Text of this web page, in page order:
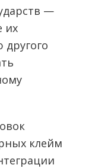
—
их
клейм